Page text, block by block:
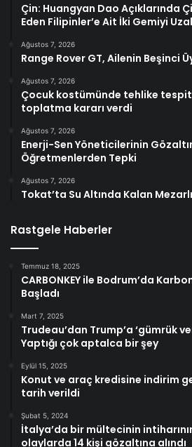
Çin: Huangyan Dao Açıklarında
Eden Filipinler’e Ait İki Gemiyi
Ağustos 7, 2026
Range Rover GT, Ailenin Beşinci
Ağustos 7, 2026
Çocuk kostümünde tehlike
toplatma kararı verdi
Ağustos 7, 2026
Enerji-Sen Yöneticilerinin
Öğretmenlerden Tepki
Ağustos 7, 2026
Tokat’ta Su Altında Kalan
Rastgele Haberler
Temmuz 18, 2025
CARBONKEY ile Bodrum’da
Başladı
Mart 7, 2025
Trudeau’dan Trump’a ‘gümrük
Yaptığı çok aptalca bir şey
Eylül 15, 2025
Konut ve araç kredisine indirim
tarih verildi
Şubat 5, 2024
İtalya’da bir mültecinin
olaylarda 14 kişi gözaltına alındı